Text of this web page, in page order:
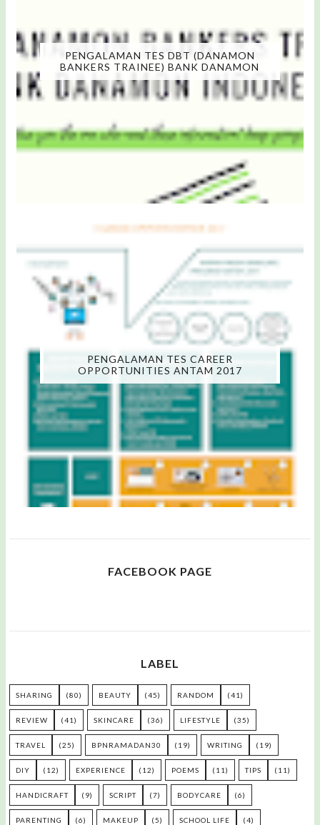
PENGALAMAN TES DBT (DANAMON
BANKERS TRAINEE) BANK DANAMON
PENGALAMAN TES CAREER
OPPORTUNITIES ANTAM 2017
FACEBOOK PAGE
LABEL
SHARING (80) BEAUTY (45) RANDOM (41)
REVIEW (41) SKINCARE (36) LIFESTYLE (35)
TRAVEL (25) BPNRAMADAN30 (19) WRITING (19)
DIY (12) EXPERIENCE (12) POEMS (11) TIPS (11)
HANDICRAFT (9) SCRIPT (7) BODYCARE (6)
PARENTING (6) MAKEUP (5) SCHOOL LIFE (4)